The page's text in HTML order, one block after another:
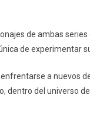
de ambas
de experimentar
a nuevos
dentro del universo